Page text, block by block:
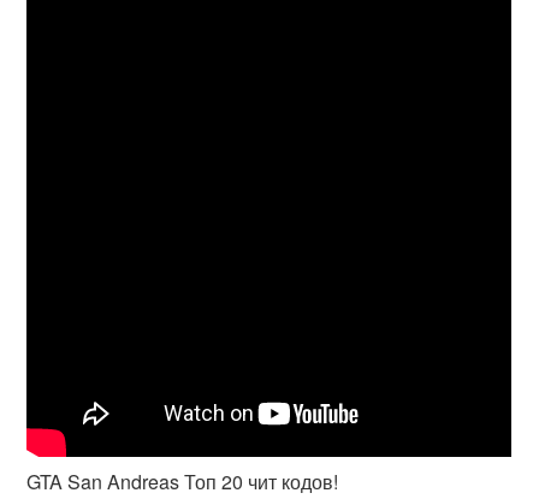
GTA San Andreas Топ 20 чит кодов!